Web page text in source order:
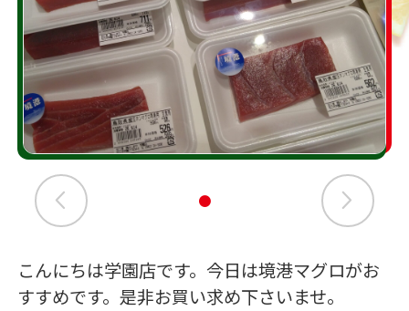
こんにちは学園店です。今日は境港マグロがお
すすめです。是非お買い求め下さいませ。